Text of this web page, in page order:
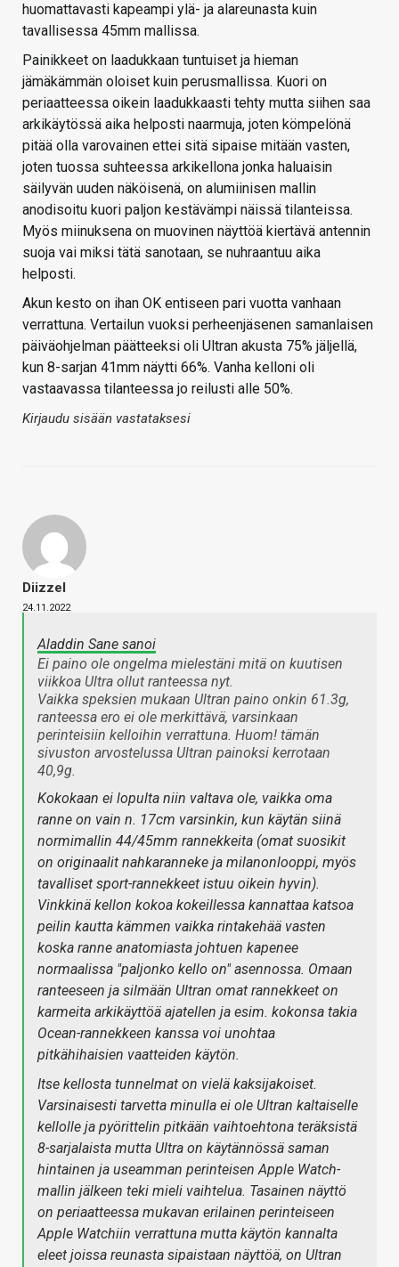
huomattavasti kapeampi ylä- ja alareunasta kuin
tavallisessa 45mm mallissa.
Painikkeet on laadukkaan tuntuiset ja hieman
jämäkämmän oloiset kuin perusmallissa. Kuori on
periaatteessa oikein laadukkaasti tehty mutta siihen saa
arkikäytössä aika helposti naarmuja, joten kömpelönä
pitää olla varovainen ettei sitä sipaise mitään vasten,
joten tuossa suhteessa arkikellona jonka haluaisin
säilyvän uuden näköisenä, on alumiinisen mallin
anodisoitu kuori paljon kestävämpi näissä tilanteissa.
Myös miinuksena on muovinen näyttöä kiertävä antennin
suoja vai miksi tätä sanotaan, se nuhraantuu aika
helposti.
Akun kesto on ihan OK entiseen pari vuotta vanhaan
verrattuna. Vertailun vuoksi perheenjäsenen samanlaisen
päiväohjelman päätteeksi oli Ultran akusta 75% jäljellä,
kun 8-sarjan 41mm näytti 66%. Vanha kelloni oli
vastaavassa tilanteessa jo reilusti alle 50%.
Kirjaudu sisään vastataksesi
Diizzel
24.11.2022
Aladdin Sane sanoi
Ei paino ole ongelma mielestäni mitä on kuutisen
viikkoa Ultra ollut ranteessa nyt.
Vaikka speksien mukaan Ultran paino onkin 61.3g,
ranteessa ero ei ole merkittävä, varsinkaan
perinteisiin kelloihin verrattuna. Huom! tämän
sivuston arvostelussa Ultran painoksi kerrotaan
40,9g.
Kokokaan ei lopulta niin valtava ole, vaikka oma
ranne on vain n. 17cm varsinkin, kun käytän siinä
normimallin 44/45mm rannekkeita (omat suosikit
on originaalit nahkaranneke ja milanonlooppi, myös
tavalliset sport-rannekkeet istuu oikein hyvin).
Vinkkinä kellon kokoa kokeillessa kannattaa katsoa
peilin kautta kämmen vaikka rintakehää vasten
koska ranne anatomiasta johtuen kapenee
normaalissa "paljonko kello on" asennossa. Omaan
ranteeseen ja silmään Ultran omat rannekkeet on
karmeita arkikäyttöä ajatellen ja esim. kokonsa takia
Ocean-rannekkeen kanssa voi unohtaa
pitkähihaisien vaatteiden käytön.
Itse kellosta tunnelmat on vielä kaksijakoiset.
Varsinaisesti tarvetta minulla ei ole Ultran kaltaiselle
kellolle ja pyörittelin pitkään vaihtoehtona teräksistä
8-sarjalaista mutta Ultra on käytännössä saman
hintainen ja useamman perinteisen Apple Watch-
mallin jälkeen teki mieli vaihtelua. Tasainen näyttö
on periaatteessa mukavan erilainen perinteiseen
Apple Watchiin verrattuna mutta käytön kannalta
eleet joissa reunasta sipaistaan näyttöä, on Ultran